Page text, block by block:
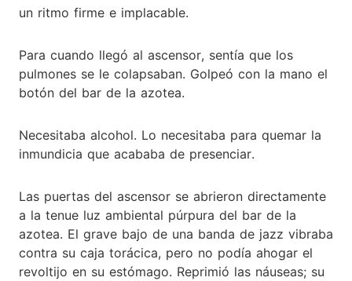
un ritmo firme e implacable.
Para cuando llegó al ascensor, sentía que los
pulmones se le colapsaban. Golpeó con la mano el
botón del bar de la azotea.
Necesitaba alcohol. Lo necesitaba para quemar la
inmundicia que acababa de presenciar.
Las puertas del ascensor se abrieron directamente
a la tenue luz ambiental púrpura del bar de la
azotea. El grave bajo de una banda de jazz vibraba
contra su caja torácica, pero no podía ahogar el
revoltijo en su estómago. Reprimió las náuseas; su